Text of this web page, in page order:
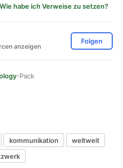
Wie habe ich Verweise zu setzen?
anzeigen
Folgen
-Pack
kommunikation
weltweit